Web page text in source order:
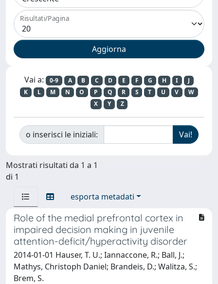
Risultati/Pagina
Vai a: 0-9 A B C D E F G H I
J
K
L M N O P Q R S T U V
W
X
Y Z
o inserisci le iniziali:
Mostrati risultati da 1 a 1
di 1
esporta metadati
Role of the medial prefrontal cortex in
impaired decision making in juvenile
attention-deficit/hyperactivity disorder
2014-01-01 Hauser, T. U.; Iannaccone, R.; Ball, J.;
Mathys, Christoph Daniel; Brandeis, D.; Walitza, S.;
Brem, S.